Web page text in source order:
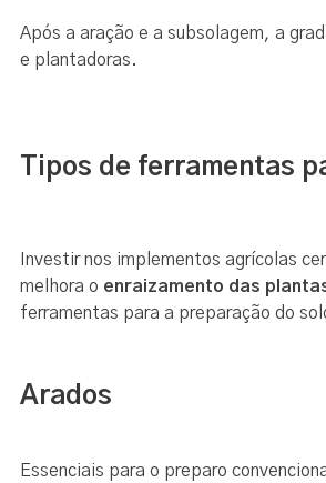
Após a aração e a subsolagem, a
e plantadoras.
Tipos de ferramentas
Investir nos implementos agrícolas
melhora o enraizamento das
ferramentas para a preparação do
Arados
Essenciais para o preparo